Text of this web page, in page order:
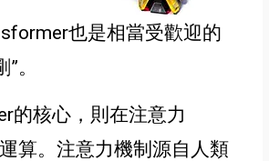
也是相當受歡迎的
”。
的核心，則在注意力
算。注意力機制源自人類